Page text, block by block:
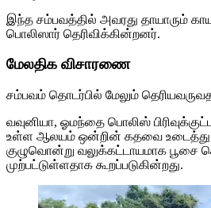
இந்த சம்பவத்தில் அவரது தாயாரும்
பொலிஸார் தெரிவிக்கின்றனர்.
மேலதிக விசாரணை
சம்பவம் தொடர்பில் மேலும்
வவுனியா, ஓமந்தை பொலிஸ்
உள்ள ஆலயம் ஒன்றின் கதவை
குழுவொன்று வலுக்கட்டாயமாக பூசை
முற்பட்டுள்ளதாக கூறப்படுகின்றது.